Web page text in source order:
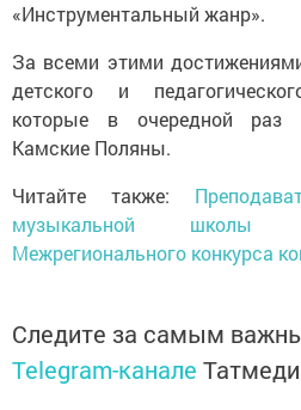
«Инструментальный жанр».
За всеми этими
детского и
которые в очередной раз
Камские Поляны.
Читайте также:
музыкальной школы
Межрегионального конкурса
Следите за самым
Telegram-канале